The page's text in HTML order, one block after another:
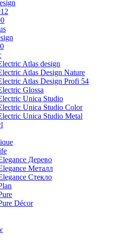
Atlas design
Atlas Design Nature
Atlas Design Profi 54
Glossa
Unica Studio
Unica Studio Color
Unica Studio Metal
Дерево
Металл
Стекло
Décor